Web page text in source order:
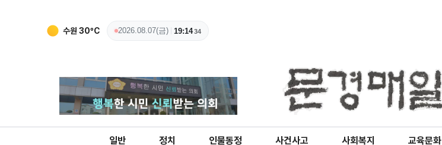
수원 30ºC 2026.08.07(금) 19:1436
일반 정치 인물동정 사건사고 사회복지 교육문화